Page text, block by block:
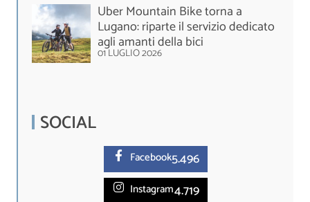
Uber Mountain Bike torna a
Lugano: riparte il servizio dedicato
agli amanti della bici
01 LUGLIO 2026
SOCIAL
Facebook5.496
Instagram4.719